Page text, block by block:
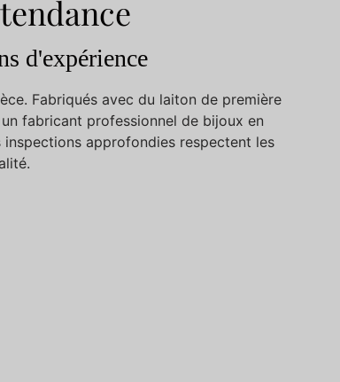
d'expérience
Fabriqués avec du laiton de première
fabricant professionnel de bijoux en
approfondies respectent les